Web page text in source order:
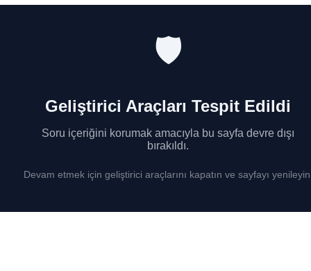
🛡️
Geliştirici Araçları Tespit Edildi
Soru içeriğini korumak amacıyla bu sayfa devre dışı
bırakıldı.
Devam etmek için geliştirici araçlarını kapatın ve sayfayı